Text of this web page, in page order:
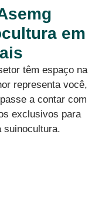
em
têm espaço na
representa você,
a contar com
exclusivos para
suinocultura.